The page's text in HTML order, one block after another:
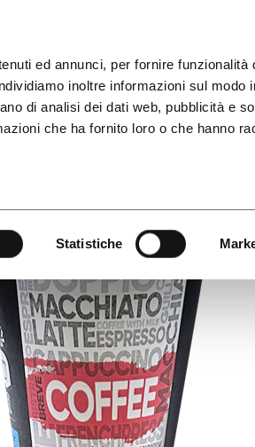
ed annunci, per fornire funzionalità
inoltre informazioni sul modo
di analisi dei dati web, pubblicità e
che ha fornito loro o che hanno
Statistiche
Carta Urban
5,5oz